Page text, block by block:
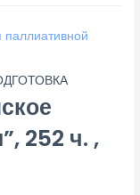
252 ч. ,